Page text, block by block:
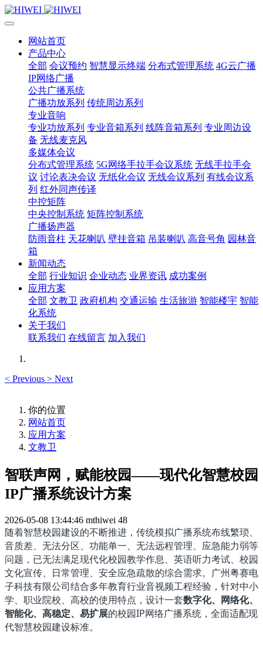
网站首页
产品中心
全部 会议预约 智慧显示终端 分布式管理系统 4G云广播
IP网络广播
公共广播系统
广播功放系列 传统周边系列
专业音响
专业功放系列 专业音箱系列 线阵音箱系列 专业周边设
备 无线麦克风
多媒体会议
分布式管理系统 5G网络手拉手会议系统 无线手拉手会
议 讨论表决会议 无纸化会议 无线会议系列 有线会议系
列 红外同声传译
中控矩阵
中央控制系统 矩阵控制系统
广播扬声器
防雨音柱 天花喇叭 壁挂音箱 吊装喇叭 高音号角 园林音
箱
新闻动态
全部 行业知识 企业动态 业界资讯 成功案例
应用方案
全部 文教卫 政府机构 交通运输 生活旅游 智能楼宇 智能
化系统
关于我们
联系我们 在线留言 加入我们
< Previous > Next
你的位置
网站首页
应用方案
文教卫
智联声网，赋能校园——现代化智慧校园
IP广播系统设计方案
2026-05-08 13:44:46 mthiwei 48
随着智慧校园建设的不断推进，传统模拟广播系统布线繁琐、
音质差、无法分区、功能单一、无法远程管理、应急能力弱等
问题，已无法满足现代化校园教学作息、英语听力考试、校园
文化宣传、日常管理、安全应急疏散的综合需求。广州粤赛电
子科技有限公司结合多年教育行业音视频工程经验，针对中小
学、职业院校、高校的使用特点，设计一套数字化、网络化、
智能化、高稳定、易扩展的校园IP网络广播系统，全面适配现
代智慧校园建设标准。